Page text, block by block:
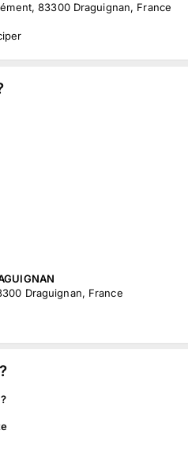
83300 Draguignan, France
Draguignan, France